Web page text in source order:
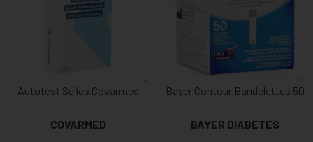
Autotest Selles Covarmed
COVARMED
Bayer Contour Bandelettes 50
BAYER DIABETES